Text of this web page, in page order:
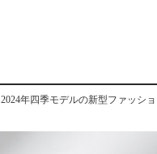
2024年四季モデルの新型ファッシ